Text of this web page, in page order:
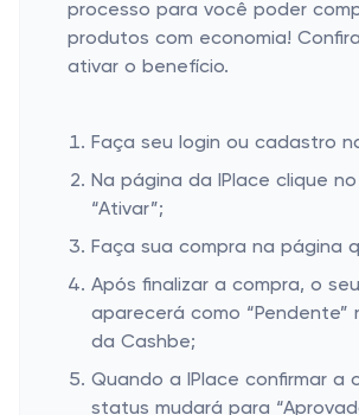
processo para você poder
produtos com economia!
ativar o benefício.
Faça seu login ou cadastro
Na página da IPlace clique
“Ativar”;
Faça sua compra na página
Após finalizar a compra, o
aparecerá como “Pendente”
da Cashbe;
Quando a IPlace confirmar a
status mudará para